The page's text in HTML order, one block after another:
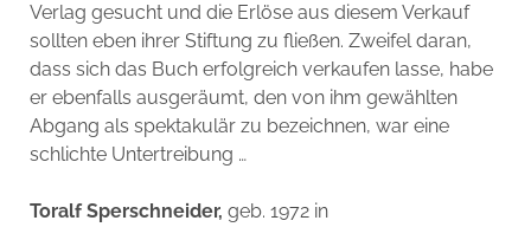
Verlag gesucht und die Erlöse aus diesem Verkauf
sollten eben ihrer Stiftung zu fließen. Zweifel daran,
dass sich das Buch erfolgreich verkaufen lasse, habe
er ebenfalls ausgeräumt, den von ihm gewählten
Abgang als spektakulär zu bezeichnen, war eine
schlichte Untertreibung …
Toralf Sperschneider, geb. 1972 in